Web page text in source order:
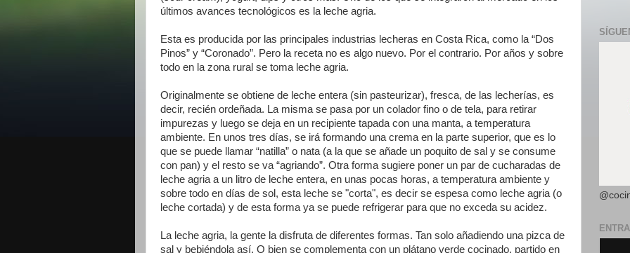
últimos avances tecnológicos es la leche agria.
Esta es producida por las principales industrias lecheras en Costa Rica, como la “Dos
Pinos” y “Coronado”. Pero la receta no es algo nuevo. Por el contrario. Por años y sobre
todo en la zona rural se toma leche agria.
Originalmente se obtiene de leche entera (sin pasteurizar), fresca, de las lecherías, es
decir, recién ordeñada. La misma se pasa por un colador fino o de tela, para retirar
impurezas y luego se deja en un recipiente tapada con una manta, a temperatura
ambiente. En unos tres días, se irá formando una crema en la parte superior, que es lo
que se puede llamar “natilla” o nata (a la que se añade un poquito de sal y se consume
con pan) y el resto se va “agriando”. Otra forma sugiere poner un par de cucharadas de
leche agria a un litro de leche entera, en unas pocas horas, a temperatura ambiente y
sobre todo en días de sol, esta leche se "corta", es decir se espesa como leche agria (o
leche cortada) y de esta forma ya se puede refrigerar para que no exceda su acidez.
La leche agria, la gente la disfruta de diferentes formas. Tan solo añadiendo una pizca de
sal y bebiéndola así. O bien se complementa con un plátano verde cocinado, partido en